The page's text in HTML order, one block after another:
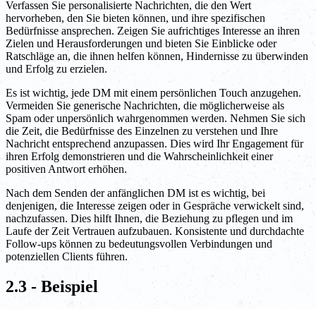
Verfassen Sie personalisierte Nachrichten, die den Wert
hervorheben, den Sie bieten können, und ihre spezifischen
Bedürfnisse ansprechen. Zeigen Sie aufrichtiges Interesse an ihren
Zielen und Herausforderungen und bieten Sie Einblicke oder
Ratschläge an, die ihnen helfen können, Hindernisse zu überwinden
und Erfolg zu erzielen.
Es ist wichtig, jede DM mit einem persönlichen Touch anzugehen.
Vermeiden Sie generische Nachrichten, die möglicherweise als
Spam oder unpersönlich wahrgenommen werden. Nehmen Sie sich
die Zeit, die Bedürfnisse des Einzelnen zu verstehen und Ihre
Nachricht entsprechend anzupassen. Dies wird Ihr Engagement für
ihren Erfolg demonstrieren und die Wahrscheinlichkeit einer
positiven Antwort erhöhen.
Nach dem Senden der anfänglichen DM ist es wichtig, bei
denjenigen, die Interesse zeigen oder in Gespräche verwickelt sind,
nachzufassen. Dies hilft Ihnen, die Beziehung zu pflegen und im
Laufe der Zeit Vertrauen aufzubauen. Konsistente und durchdachte
Follow-ups können zu bedeutungsvollen Verbindungen und
potenziellen Clients führen.
2.3 - Beispiel